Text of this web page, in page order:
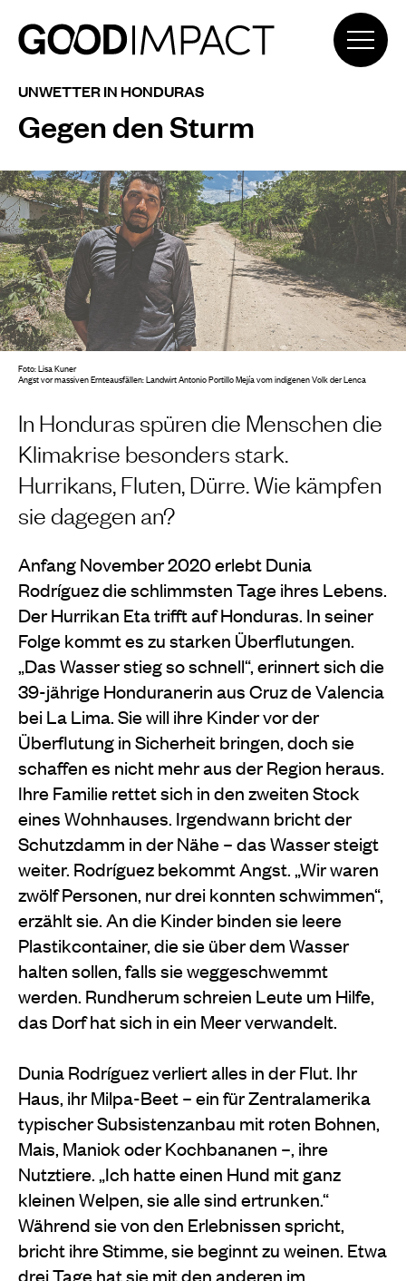
UNWETTER IN HONDURAS
Gegen den Sturm
In Honduras spüren die Menschen die
Klimakrise besonders stark.
Hurrikans, Fluten, Dürre. Wie kämpfen
sie dagegen an?
Anfang November 2020 erlebt Dunia
Rodríguez die schlimmsten Tage ihres Lebens.
Der Hurrikan Eta trifft auf Honduras. In seiner
Folge kommt es zu starken Überflutungen.
„Das Wasser stieg so schnell“, erinnert sich die
39-jährige Honduranerin aus Cruz de Valencia
bei La Lima. Sie will ihre Kinder vor der
Überflutung in Sicherheit bringen, doch sie
schaffen es nicht mehr aus der Region heraus.
Ihre Familie rettet sich in den zweiten Stock
eines Wohnhauses. Irgendwann bricht der
Schutzdamm in der Nähe – das Wasser steigt
weiter. Rodríguez bekommt Angst. „Wir waren
zwölf Personen, nur drei konnten schwimmen“,
erzählt sie. An die Kinder binden sie leere
Plastikcontainer, die sie über dem Wasser
halten sollen, falls sie weggeschwemmt
werden. Rundherum schreien Leute um Hilfe,
das Dorf hat sich in ein Meer verwandelt.
Dunia Rodríguez verliert alles in der Flut. Ihr
Haus, ihr Milpa-Beet – ein für Zentralamerika
typischer Subsistenzanbau mit roten Bohnen,
Mais, Maniok oder Kochbananen –, ihre
Nutztiere. „Ich hatte einen Hund mit ganz
kleinen Welpen, sie alle sind ertrunken.“
Während sie von den Erlebnissen spricht,
bricht ihre Stimme, sie beginnt zu weinen. Etwa
drei Tage hat sie mit den anderen im
Foto: Lisa Kuner
Angst vor massiven Ernteausfällen: Landwirt Antonio Portillo Mejía vom indigenen Volk der Lenca